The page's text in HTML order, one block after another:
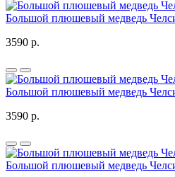
Большой плюшевый медведь
3590 р.
Большой плюшевый медведь
3590 р.
Большой плюшевый медведь